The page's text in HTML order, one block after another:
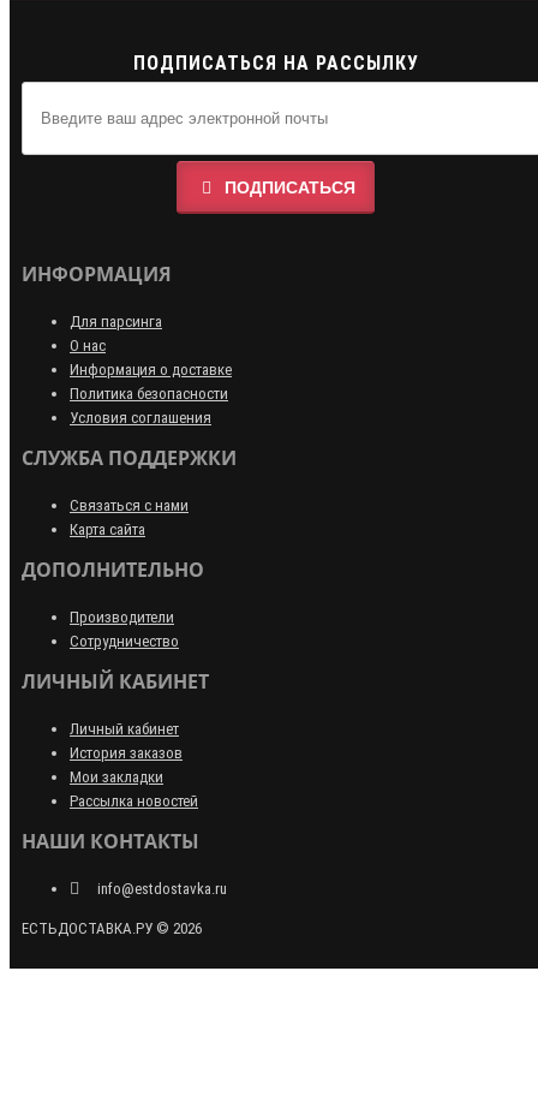
ПОДПИСАТЬСЯ НА РАССЫЛКУ
ПОДПИСАТЬСЯ
ИНФОРМАЦИЯ
Для парсинга
О нас
Информация о доставке
Политика безопасности
Условия соглашения
СЛУЖБА ПОДДЕРЖКИ
Связаться с нами
Карта сайта
ДОПОЛНИТЕЛЬНО
Производители
Сотрудничество
ЛИЧНЫЙ КАБИНЕТ
Личный кабинет
История заказов
Мои закладки
Рассылка новостей
НАШИ КОНТАКТЫ
info@estdostavka.ru
ЕСТЬДОСТАВКА.РУ © 2026